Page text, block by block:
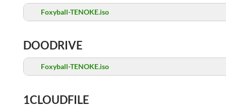
Foxyball-TENOKE.iso
DOODRIVE
Foxyball-TENOKE.iso
1CLOUDFILE